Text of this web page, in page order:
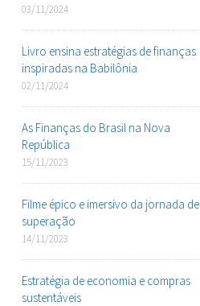
03/11/2024
Livro ensina estratégias de finanças
inspiradas na Babilônia
02/11/2024
As Finanças do Brasil na Nova
República
15/11/2023
Filme épico e imersivo da jornada de
superação
14/11/2023
Estratégia de economia e compras
sustentáveis